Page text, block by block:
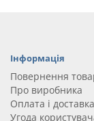
Інформація
Повернення
Про виробника
Оплата і доставка
Угода